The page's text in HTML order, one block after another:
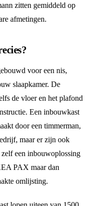
zitten gemiddeld op
afmetingen.
voor een nis,
slaapkamer. De
de vloer en het plafond
Een inbouwkast
door een timmerman,
maar er zijn ook
zelf een inbouwoplossing
PAX maar dan
omlijsting.